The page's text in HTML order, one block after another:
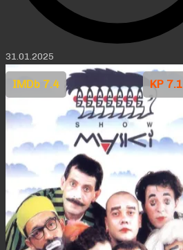
31.01.2025
KP 7.1
IMDb 7.4